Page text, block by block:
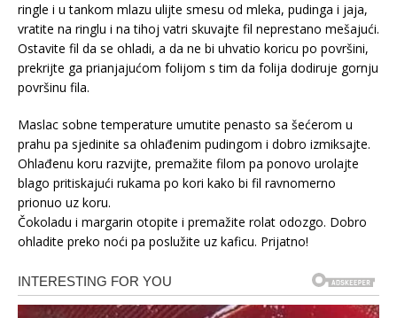
ringle i u tankom mlazu ulijte smesu od mleka, pudinga i jaja,
vratite na ringlu i na tihoj vatri skuvajte fil neprestano mešajući.
Ostavite fil da se ohladi, a da ne bi uhvatio koricu po površini,
prekrijte ga prianjajućom folijom s tim da folija dodiruje gornju
površinu fila.
Maslac sobne temperature umutite penasto sa šećerom u
prahu pa sjedinite sa ohlađenim pudingom i dobro izmiksajte.
Ohlađenu koru razvijte, premažite filom pa ponovo urolajte
blago pritiskajući rukama po kori kako bi fil ravnomerno
prionuo uz koru.
Čokoladu i margarin otopite i premažite rolat odozgo. Dobro
ohladite preko noći pa poslužite uz kaficu. Prijatno!